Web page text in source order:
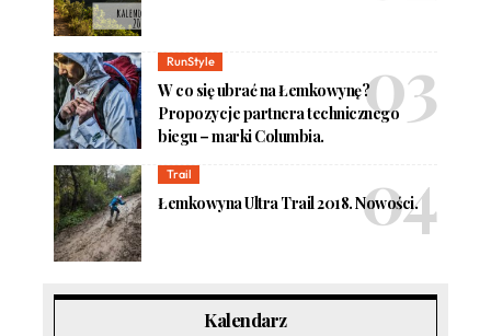
RunStyle
W co się ubrać na Łemkowynę?
Propozycje partnera technicznego
biegu – marki Columbia.
Trail
Łemkowyna Ultra Trail 2018. Nowości.
Kalendarz